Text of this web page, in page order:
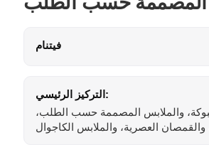
فيتنام
التركيز الرئيسي:
والملابس المصممة حسب الطلب،
العصرية، والملابس الكاجوال